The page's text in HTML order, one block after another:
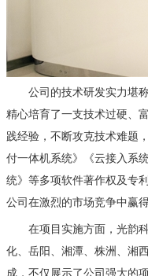
公司的技术研发实力堪
精心培育了一支技术过硬、
践经验，不断攻克技术难题
付一体机系统》《云接入系
统》等多项软件著作权及专
公司在激烈的市场竞争中赢得
在项目实施方面，光韵
化、岳阳、湘潭、株洲、湘
成，不仅展示了公司强大的